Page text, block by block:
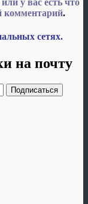
у вас есть что
комментарий.
сетях.
на почту